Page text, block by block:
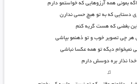
بمونی همه آرزوهایی که خواستمو دارم
دستایی که به تو هیچ حسی ندارن
این بغضی که هست گریه کنم
هر چی تصویر خوب و تو ذهنمو بپاشی
نمیخوام دیگه تو همه عکسا نباشی
خدا نذار بره دوسش دارم
♫